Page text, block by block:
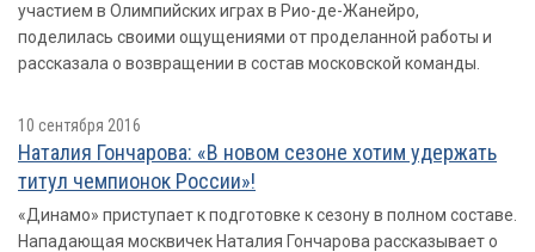
участием в Олимпийских играх в Рио-де-Жанейро,
поделилась своими ощущениями от проделанной работы и
рассказала о возвращении в состав московской команды.
10 сентября 2016
Наталия Гончарова: «В новом сезоне хотим удержать
титул чемпионок России»!
«Динамо» приступает к подготовке к сезону в полном составе.
Нападающая москвичек Наталия Гончарова рассказывает о